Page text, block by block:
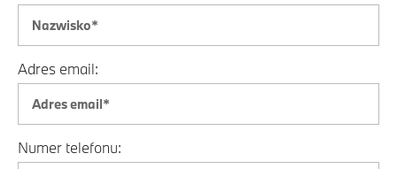
Adres email:
Numer telefonu: